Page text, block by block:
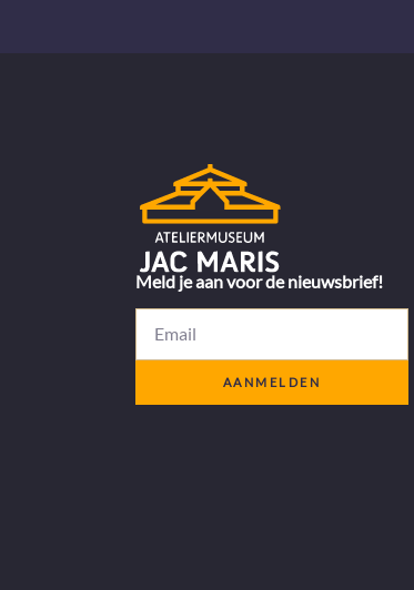
Meld je aan voor de nieuwsbrief!
AANMELDEN